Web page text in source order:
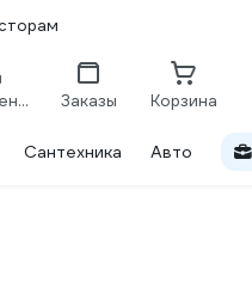
Сравнение Заказы Корзина
Сантехника Авто